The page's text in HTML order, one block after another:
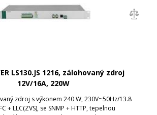
LS130.JS 1216, zálohovaný zdroj
12V/16A, 220W
zdroj s výkonem 240 W, 230V~50Hz/13.8
+ LLC(ZVS), se SNMP + HTTP, tepelnou